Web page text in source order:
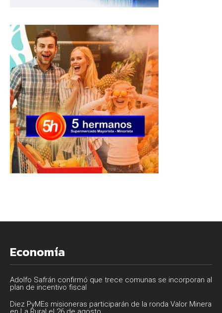
Economía
Adolfo Safrán confirmó que trece comunas se incorporan al
plan de incentivo fiscal
Diez PyMEs misioneras participarán de la ronda Valor Minera